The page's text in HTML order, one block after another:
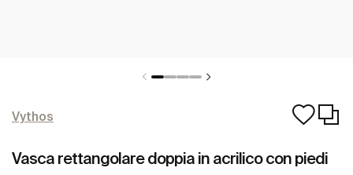
Vythos
Vasca rettangolare doppia in acrilico con piedi